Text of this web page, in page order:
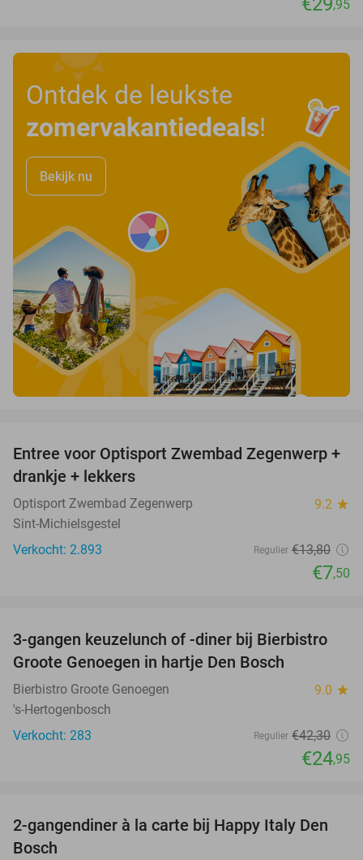
,95
Ontdek de leukste
zomervakantiedeals!
Bekijk nu
46%
Entree voor Optisport Zwembad Zegenwerp +
drankje + lekkers
Optisport Zwembad Zegenwerp 9.2 star
Sint-Michielsgestel
Verkocht: 2.893
Regulier €13,80
€7,50
41%
3-gangen keuzelunch of -diner bij Bierbistro
Groote Genoegen in hartje Den Bosch
Bierbistro Groote Genoegen 9.0 star
's-Hertogenbosch
Verkocht: 283
Regulier €42,30
€24,95
35%
2-gangendiner à la carte bij Happy Italy Den
Bosch